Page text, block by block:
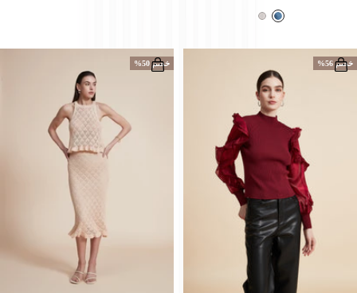
المخفَّض
العادي
أ
ق
م
أ
ض
خصم 56% خصم 50%